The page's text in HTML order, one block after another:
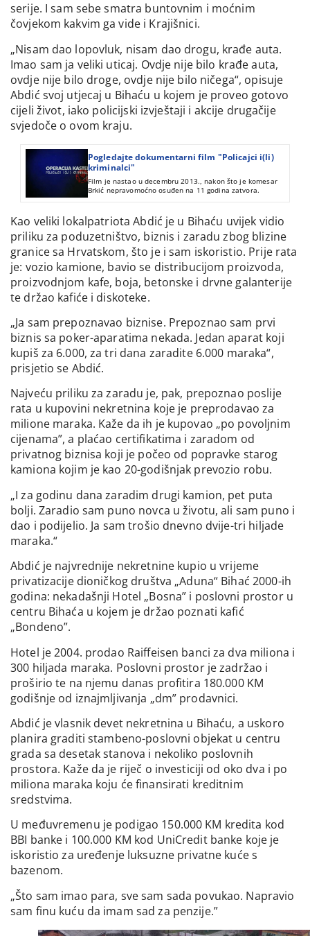
serije. I sam sebe smatra buntovnim i moćnim
čovjekom kakvim ga vide i Krajišnici.
„Nisam dao lopovluk, nisam dao drogu, krađe auta.
Imao sam ja veliki uticaj. Ovdje nije bilo krađe auta,
ovdje nije bilo droge, ovdje nije bilo ničega“, opisuje
Abdić svoj utjecaj u Bihaću u kojem je proveo gotovo
cijeli život, iako policijski izvještaji i akcije drugačije
svjedoče o ovom kraju.
Pogledajte dokumentarni film "Policajci i(li)
kriminalci"
Film je nastao u decembru 2013., nakon što je komesar
Brkić nepravomoćno osuđen na 11 godina zatvora.
Kao veliki lokalpatriota Abdić je u Bihaću uvijek vidio
priliku za poduzetništvo, biznis i zaradu zbog blizine
granice sa Hrvatskom, što je i sam iskoristio. Prije rata
je: vozio kamione, bavio se distribucijom proizvoda,
proizvodnjom kafe, boja, betonske i drvne galanterije
te držao kafiće i diskoteke.
„Ja sam prepoznavao biznise. Prepoznao sam prvi
biznis sa poker-aparatima nekada. Jedan aparat koji
kupiš za 6.000, za tri dana zaradite 6.000 maraka“,
prisjetio se Abdić.
Najveću priliku za zaradu je, pak, prepoznao poslije
rata u kupovini nekretnina koje je preprodavao za
milione maraka. Kaže da ih je kupovao „po povoljnim
cijenama”, a plaćao certifikatima i zaradom od
privatnog biznisa koji je počeo od popravke starog
kamiona kojim je kao 20-godišnjak prevozio robu.
„I za godinu dana zaradim drugi kamion, pet puta
bolji. Zaradio sam puno novca u životu, ali sam puno i
dao i podijelio. Ja sam trošio dnevno dvije-tri hiljade
maraka.“
Abdić je najvrednije nekretnine kupio u vrijeme
privatizacije dioničkog društva „Aduna“ Bihać 2000-ih
godina: nekadašnji Hotel „Bosna” i poslovni prostor u
centru Bihaća u kojem je držao poznati kafić
„Bondeno”.
Hotel je 2004. prodao Raiffeisen banci za dva miliona i
300 hiljada maraka. Poslovni prostor je zadržao i
proširio te na njemu danas profitira 180.000 KM
godišnje od iznajmljivanja „dm” prodavnici.
Abdić je vlasnik devet nekretnina u Bihaću, a uskoro
planira graditi stambeno-poslovni objekat u centru
grada sa desetak stanova i nekoliko poslovnih
prostora. Kaže da je riječ o investiciji od oko dva i po
miliona maraka koju će finansirati kreditnim
sredstvima.
U međuvremenu je podigao 150.000 KM kredita kod
BBI banke i 100.000 KM kod UniCredit banke koje je
iskoristio za uređenje luksuzne privatne kuće s
bazenom.
„Što sam imao para, sve sam sada povukao. Napravio
sam finu kuću da imam sad za penzije.”